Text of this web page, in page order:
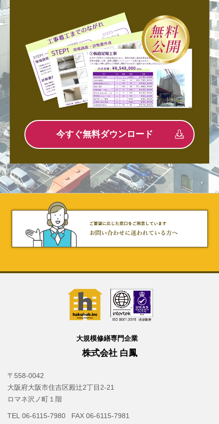
今すぐ無料ダウンロード
大規模修繕専門企業
株式会社 白鳳
〒558-0042
大阪府大阪市住吉区殿辻2丁目2-21
ロマネ沢ノ町１階
TEL 06-6115-7980 FAX 06-6115-7981